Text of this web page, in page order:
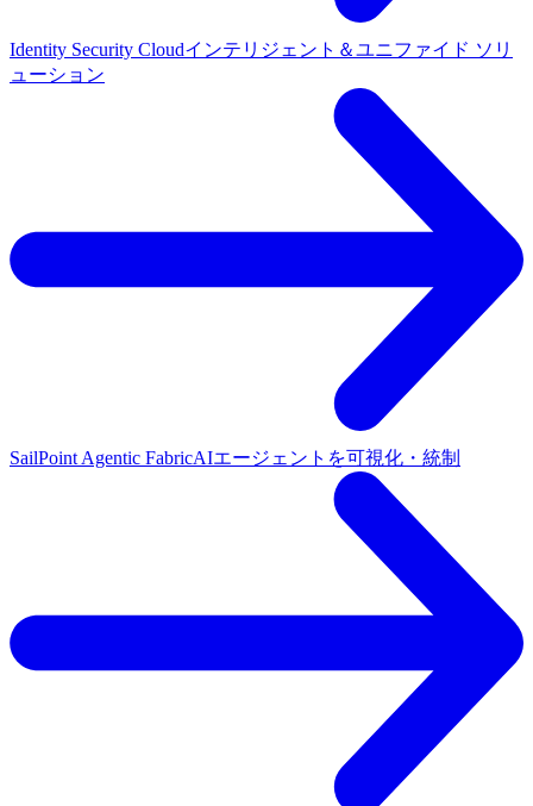
Identity Security Cloudインテリジェント＆ユニファイド ソリ
ューション
SailPoint Agentic FabricAIエージェントを可視化・統制